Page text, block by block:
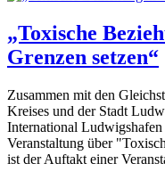
„Toxische
Grenzen setzen“
Zusammen mit den
Kreises und der Stadt
International
Veranstaltung über
ist der Auftakt einer